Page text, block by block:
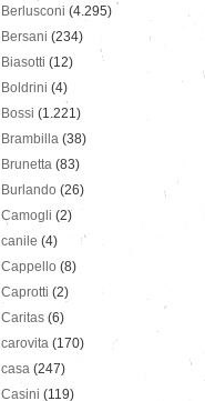
Berlusconi (4.295)
Bersani (234)
Biasotti (12)
Boldrini (4)
Bossi (1.221)
Brambilla (38)
Brunetta (83)
Burlando (26)
Camogli (2)
canile (4)
Cappello (8)
Caprotti (2)
Caritas (6)
carovita (170)
casa (247)
Casini (119)